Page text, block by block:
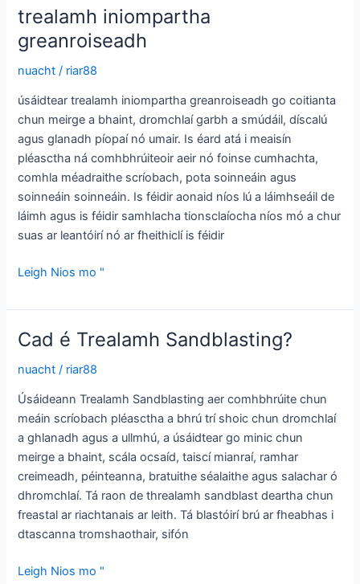
trealamh iniompartha
greanroiseadh
nuacht / riar88
úsáidtear trealamh iniompartha greanroiseadh go coitianta
chun meirge a bhaint, dromchlaí garbh a smúdáil, díscalú
agus glanadh píopaí nó umair. Is éard atá i meaisín
pléasctha ná comhbhrúiteoir aeir nó foinse cumhachta,
comhla méadraithe scríobach, pota soinneáin agus
soinneáin soinneáin. Is féidir aonaid níos lú a láimhseáil de
láimh agus is féidir samhlacha tionsclaíocha níos mó a chur
suas ar leantóirí nó ar fheithiclí is féidir
trealamh
greanroiseadh
Leigh Nios mo "
Cad é Trealamh Sandblasting?
nuacht / riar88
Úsáideann Trealamh Sandblasting aer comhbhrúite chun
meáin scríobach pléasctha a bhrú trí shoic chun dromchlaí
a ghlanadh agus a ullmhú, a úsáidtear go minic chun
meirge a bhaint, scála ocsaíd, taiscí mianraí, ramhar
creimeadh, péinteanna, bratuithe séalaithe agus salachar ó
dhromchlaí. Tá raon de threalamh sandblast deartha chun
freastal ar riachtanais ar leith. Tá blastóirí brú ar fheabhas i
dtascanna tromshaothair, sifón
Cad
Leigh Nios mo "